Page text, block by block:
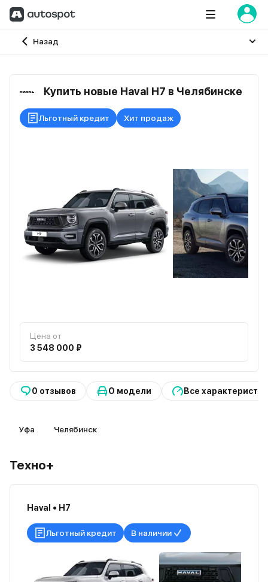
Назад
Главная
Купить новые Haval H7 в Челябинске
Льготный кредит Хит продаж
Цена от
3 548 000 ₽
0 отзывов О модели Все
Уфа Челябинск
Техно+
Haval • H7
Льготный кредит В наличии